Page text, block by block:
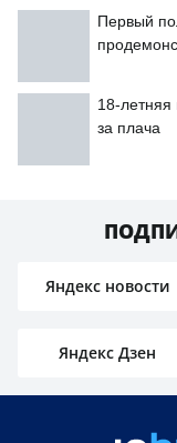
Первый
18-летняя
за плача
Яндекс новости
Яндекс Дзен